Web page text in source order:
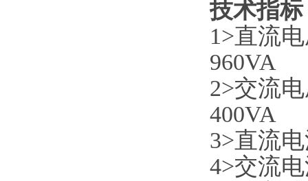
技术指标
1>直流
960VA
2>交流
400VA
3>直流
4>交流